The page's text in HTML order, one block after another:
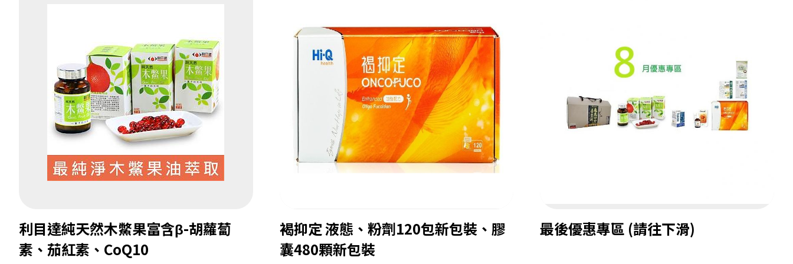
利目達純天然木鱉果富含β-胡蘿蔔
素、茄紅素、CoQ10
褐抑定 液態、粉劑120包新包裝、膠
囊480顆新包裝
最後優惠專區 (請往下滑)